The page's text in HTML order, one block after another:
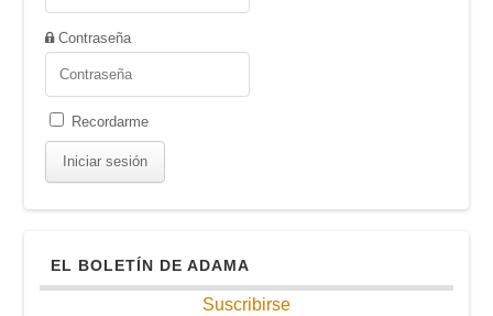
Contraseña
Recordarme
EL BOLETÍN DE ADAMA
Suscribirse